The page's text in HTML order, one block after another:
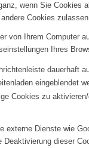
wenn Sie Cookies
Cookies
von Ihrem Computer
Ihres
dauerhaft
eingeblendet
Cookies zu aktivieren/
externe Dienste wie
dieser